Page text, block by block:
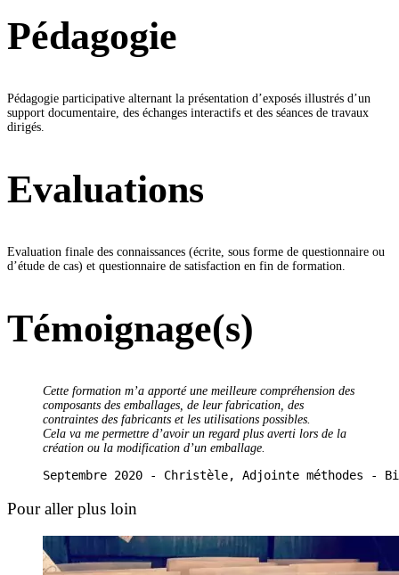
Pédagogie
Pédagogie participative alternant la présentation d’exposés illustrés d’un
support documentaire, des échanges interactifs et des séances de travaux
dirigés.
Evaluations
Evaluation finale des connaissances (écrite, sous forme de questionnaire ou
d’étude de cas) et questionnaire de satisfaction en fin de formation.
Témoignage(s)
Cette formation m’a apporté une meilleure compréhension des
composants des emballages, de leur fabrication, des
contraintes des fabricants et les utilisations possibles.
Cela va me permettre d’avoir un regard plus averti lors de la
création ou la modification d’un emballage.
Septembre 2020 - Christèle, Adjointe méthodes -
Pour aller plus loin